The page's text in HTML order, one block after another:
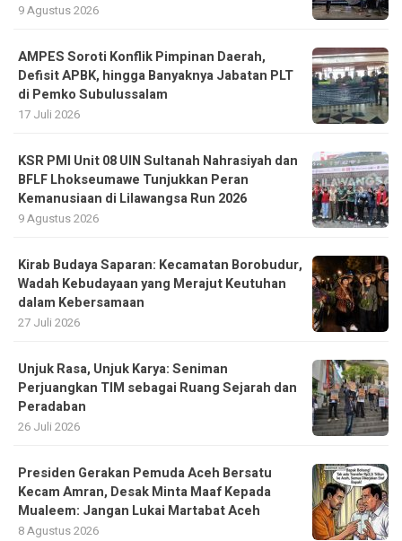
9 Agustus 2026
AMPES Soroti Konflik Pimpinan Daerah,
Defisit APBK, hingga Banyaknya Jabatan PLT
di Pemko Subulussalam
17 Juli 2026
KSR PMI Unit 08 UIN Sultanah Nahrasiyah dan
BFLF Lhokseumawe Tunjukkan Peran
Kemanusiaan di Lilawangsa Run 2026
9 Agustus 2026
Kirab Budaya Saparan: Kecamatan Borobudur,
Wadah Kebudayaan yang Merajut Keutuhan
dalam Kebersamaan
27 Juli 2026
Unjuk Rasa, Unjuk Karya: Seniman
Perjuangkan TIM sebagai Ruang Sejarah dan
Peradaban
26 Juli 2026
Presiden Gerakan Pemuda Aceh Bersatu
Kecam Amran, Desak Minta Maaf Kepada
Mualeem: Jangan Lukai Martabat Aceh
8 Agustus 2026